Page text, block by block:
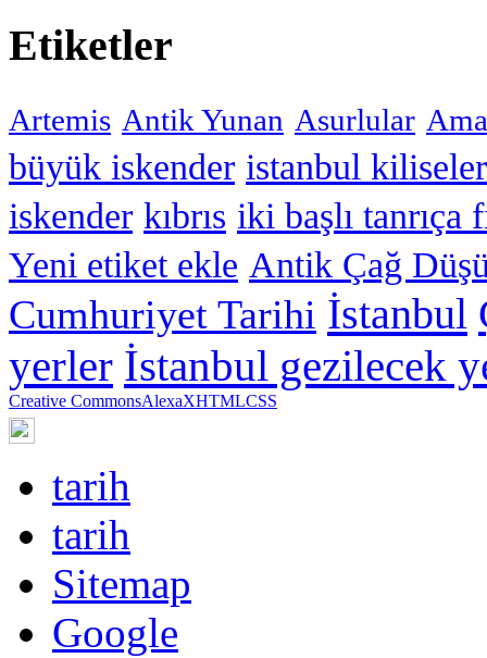
Etiketler
Artemis Antik Yunan Asurlular
büyük iskender istanbul
iskender kıbrıs iki başlı tanrıça
Yeni etiket ekle Antik Çağ
Cumhuriyet Tarihi İstanbul
yerler İstanbul gezilecek
Creative CommonsAlexaXHTMLCSS
tarih
tarih
Sitemap
Google